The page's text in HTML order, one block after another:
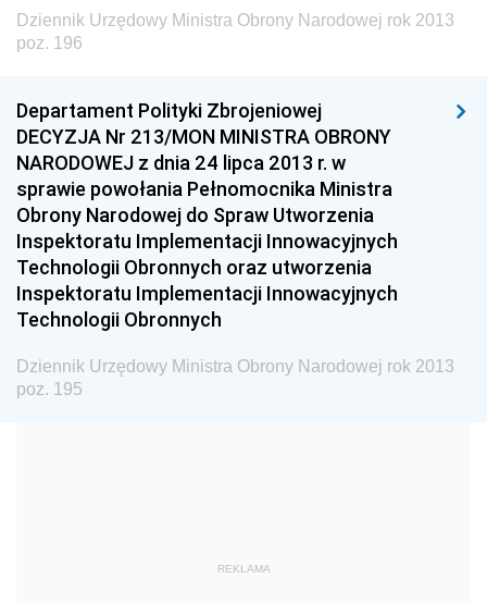
Wyższego
Dziennik Urzędowy Głównego Urzędu Miar
Dziennik Urzędowy Ministra Edukacji Narodowej i
Sportu
Dziennik Urzędowy Ministra Edukacji i Nauki
Dziennik Urzędowy Ministra Edukacji Narodowej
Dziennik Urzędowy Ministra Gospodarki Morskiej
Dziennik Urzędowy Ministra Obrony Narodowej
2026
2025
Dziennik Urzędowy Ministra Obrony Narodowej rok 2013
poz. 196
Departament Polityki Zbrojeniowej
DECYZJA Nr 213/MON MINISTRA OBRONY
NARODOWEJ z dnia 24 lipca 2013 r. w
sprawie powołania Pełnomocnika Ministra
Obrony Narodowej do Spraw Utworzenia
Inspektoratu Implementacji Innowacyjnych
Technologii Obronnych oraz utworzenia
Inspektoratu Implementacji Innowacyjnych
Technologii Obronnych
Dziennik Urzędowy Ministra Obrony Narodowej rok 2013
poz. 195
REKLAMA